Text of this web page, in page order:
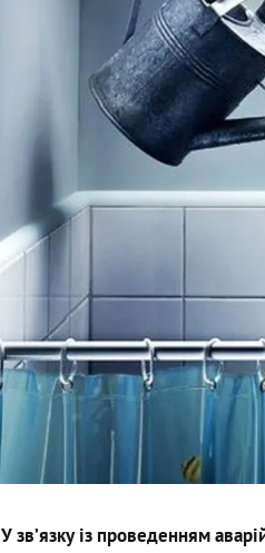
У зв’язку із проведенням